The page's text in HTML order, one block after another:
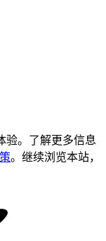
验。了解更多信息
。继续浏览本站，